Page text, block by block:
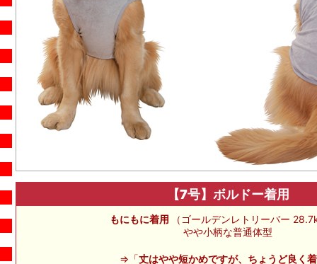
【7号】ボルドー着用
もにもに着用
（ゴールデンレトリーバー
やや小柄な普通体型
⇒「丈はやや短かめですが、ちょうど良く